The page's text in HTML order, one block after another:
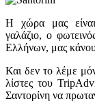
Η χώρα μας είναι
γαλάζιο, ο
Ελλήνων, μας
Και δεν το λέμε
λίστες του
Σαντορίνη να